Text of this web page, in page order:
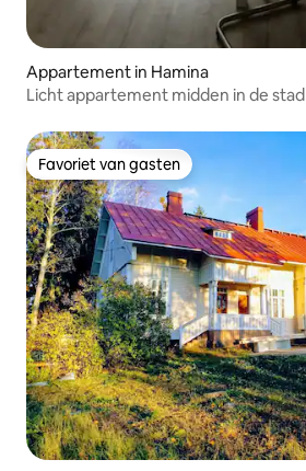
Appartement in Hamina
Licht appartement midden in de stad
Favoriet van gasten
Favoriet van gasten